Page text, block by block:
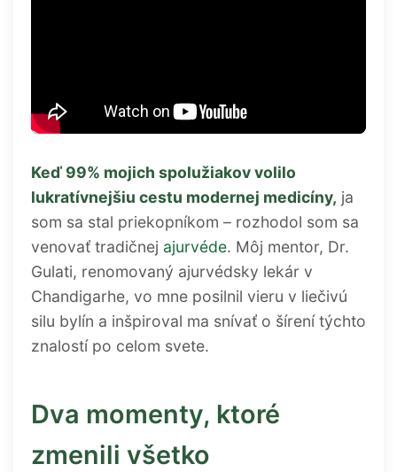
Keď 99% mojich spolužiakov volilo
lukratívnejšiu cestu modernej medicíny, ja
som sa stal priekopníkom – rozhodol som sa
venovať tradičnej ajurvéde. Môj mentor, Dr.
Gulati, renomovaný ajurvédsky lekár v
Chandigarhe, vo mne posilnil vieru v liečivú
silu bylín a inšpiroval ma snívať o šírení týchto
znalostí po celom svete.
Dva momenty, ktoré
zmenili všetko